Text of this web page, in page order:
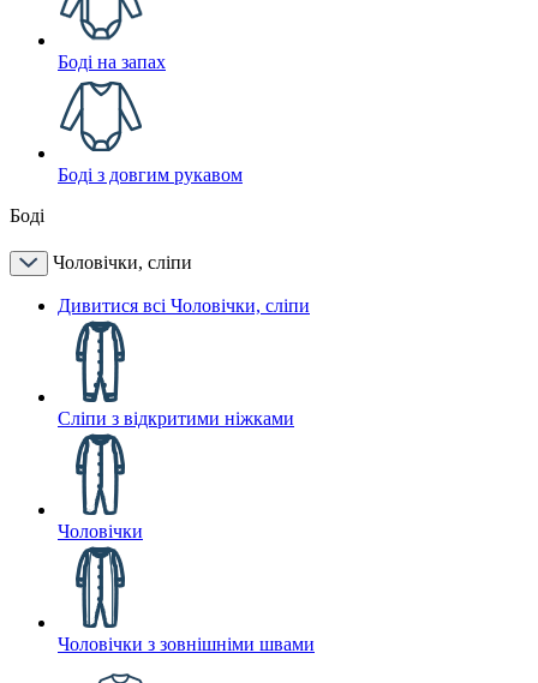
Боді на запах
Боді з довгим рукавом
Боді
Чоловічки, сліпи
Дивитися всі Чоловічки, сліпи
Сліпи з відкритими ніжками
Чоловічки
Чоловічки з зовнішніми швами